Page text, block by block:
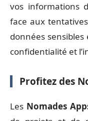
vos informations
face aux
données
confidentialité et
Profitez des
Les Nomades